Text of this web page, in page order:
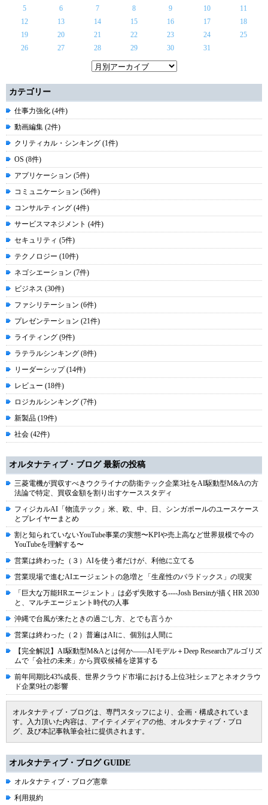
5
6 7 8 9 10
11
12
13 14 15 16 17
18
19
20 21 22 23 24
25
26
27 28 29 30 31
カテゴリー
仕事力強化 (4件)
動画編集 (2件)
クリティカル・シンキング (1件)
OS (8件)
アプリケーション (5件)
コミュニケーション (56件)
コンサルティング (4件)
サービスマネジメント (4件)
セキュリティ (5件)
テクノロジー (10件)
ネゴシエーション (7件)
ビジネス (30件)
ファシリテーション (6件)
プレゼンテーション (21件)
ライティング (9件)
ラテラルシンキング (8件)
リーダーシップ (14件)
レビュー (18件)
ロジカルシンキング (7件)
新製品 (19件)
社会 (42件)
オルタナティブ・ブログ 最新の投稿
三菱電機が買収すべきウクライナの防衛テック企業3社をAI駆動型M&Aの方
法論で特定、買収金額を割り出すケーススタディ
フィジカルAI「物流テック」米、欧、中、日、シンガポールのユースケース
とプレイヤーまとめ
割と知られていないYouTube事業の実態〜KPIや売上高など世界規模で今の
YouTubeを理解する〜
営業は終わった（３）AIを使う者だけが、利他に立てる
営業現場で進むAIエージェントの急増と「生産性のパラドックス」の現実
「巨大な万能HRエージェント」は必ず失敗する----Josh Bersinが描くHR 2030
と、マルチエージェント時代の人事
沖縄で台風が来たときの過ごし方、とでも言うか
営業は終わった（２）普遍はAIに、個別は人間に
【完全解説】AI駆動型M&Aとは何か――AIモデル＋Deep Researchアルゴリズ
ムで「会社の未来」から買収候補を逆算する
前年同期比43%成長、世界クラウド市場における上位3社シェアとネオクラウ
ド企業9社の影響
オルタナティブ・ブログは、専門スタッフにより、企画・構成されていま
す。入力頂いた内容は、アイティメディアの他、オルタナティブ・ブロ
グ、及び本記事執筆会社に提供されます。
オルタナティブ・ブログ GUIDE
オルタナティブ・ブログ憲章
利用規約